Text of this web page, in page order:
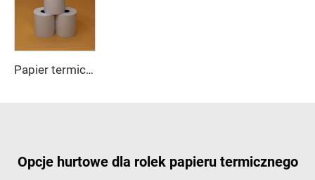
Papier termiczny, papier do paragonów, 80*70 mm wysokiej jakości, dobra cena, dobry efekt druku, odpowiedni do hoteli, banków
Opcje hurtowe dla rolek papieru termicznego